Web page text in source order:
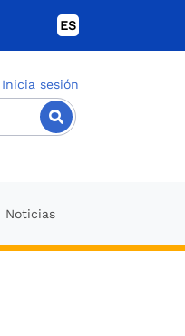
ES
Inicia sesión
Noticias